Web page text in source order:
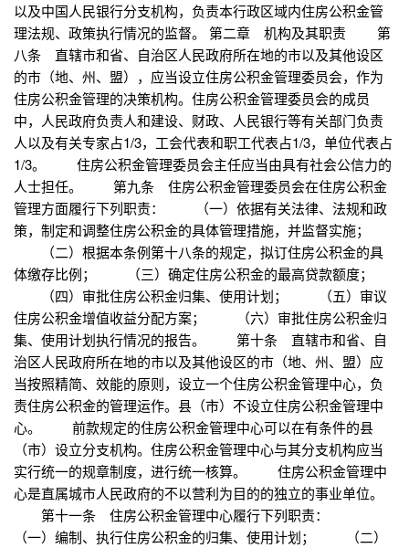
以及中国人民银行分支机构，负责本行政区域内住房公积金管
理法规、政策执行情况的监督。 第二章 机构及其职责 第
八条 直辖市和省、自治区人民政府所在地的市以及其他设区
的市（地、州、盟），应当设立住房公积金管理委员会，作为
住房公积金管理的决策机构。住房公积金管理委员会的成员
中，人民政府负责人和建设、财政、人民银行等有关部门负责
人以及有关专家占1/3，工会代表和职工代表占1/3，单位代表占
1/3。 住房公积金管理委员会主任应当由具有社会公信力的
人士担任。 第九条 住房公积金管理委员会在住房公积金
管理方面履行下列职责： （一）依据有关法律、法规和政
策，制定和调整住房公积金的具体管理措施，并监督实施；
（二）根据本条例第十八条的规定，拟订住房公积金的具
体缴存比例； （三）确定住房公积金的最高贷款额度；
（四）审批住房公积金归集、使用计划； （五）审议
住房公积金增值收益分配方案； （六）审批住房公积金归
集、使用计划执行情况的报告。 第十条 直辖市和省、自
治区人民政府所在地的市以及其他设区的市（地、州、盟）应
当按照精简、效能的原则，设立一个住房公积金管理中心，负
责住房公积金的管理运作。县（市）不设立住房公积金管理中
心。 前款规定的住房公积金管理中心可以在有条件的县
（市）设立分支机构。住房公积金管理中心与其分支机构应当
实行统一的规章制度，进行统一核算。 住房公积金管理中
心是直属城市人民政府的不以营利为目的的独立的事业单位。
第十一条 住房公积金管理中心履行下列职责：
（一）编制、执行住房公积金的归集、使用计划； （二）